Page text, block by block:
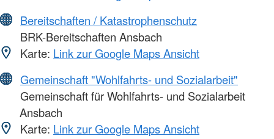
Bereitschaften / Katastrophenschutz
BRK-Bereitschaften Ansbach
Karte: Link zur Google Maps Ansicht
Gemeinschaft "Wohlfahrts- und Sozialarbeit"
Gemeinschaft für Wohlfahrts- und Sozialarbeit
Ansbach
Karte: Link zur Google Maps Ansicht